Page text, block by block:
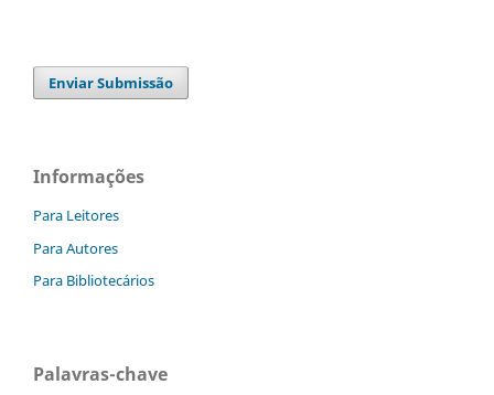
Enviar Submissão
Informações
Para Leitores
Para Autores
Para Bibliotecários
Palavras-chave